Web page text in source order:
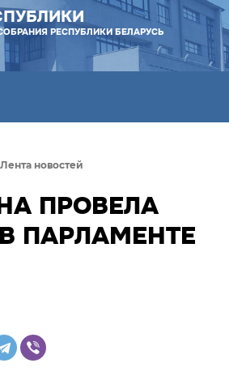
РЕСПУБЛИКИ БЕЛАРУСЬ
Лента новостей
ПРОВЕЛА
ПАРЛАМЕНТЕ